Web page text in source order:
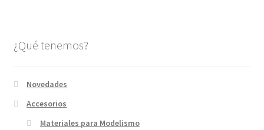
¿Qué tenemos?
Novedades
Accesorios
Materiales para Modelismo